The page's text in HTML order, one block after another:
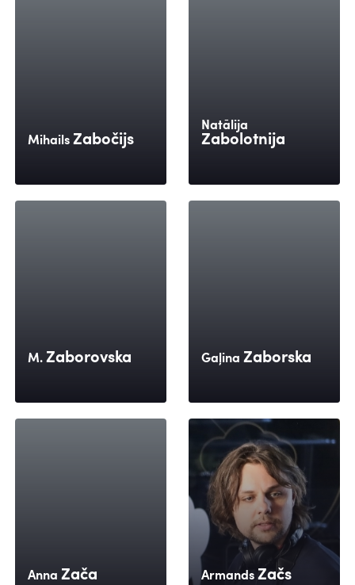
Mihails Zabočijs
Natālija
Zabolotnija
M. Zaborovska Gaļina Zaborska
Anna Zača Armands Začs